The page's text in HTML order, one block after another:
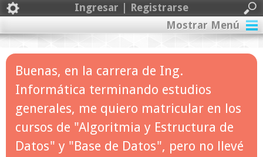
Ingresar | Registrarse
Mostrar Menú
Buenas, en la carrera de Ing.
Informática terminando estudios
generales, me quiero matricular en los
cursos de "Algoritmia y Estructura de
Datos" y "Base de Datos", pero no llevé